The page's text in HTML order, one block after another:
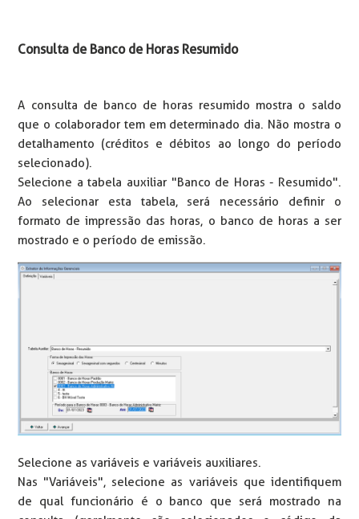
Consulta de Banco de Horas Resumido
A consulta de banco de horas resumido mostra o saldo
que o colaborador tem em determinado dia. Não mostra o
detalhamento (créditos e débitos ao longo do período
selecionado).
Selecione a tabela auxiliar "Banco de Horas - Resumido".
Ao selecionar esta tabela, será necessário definir o
formato de impressão das horas, o banco de horas a ser
mostrado e o período de emissão.
Selecione as variáveis e variáveis auxiliares.
Nas "Variáveis", selecione as variáveis que identifiquem
de qual funcionário é o banco que será mostrado na